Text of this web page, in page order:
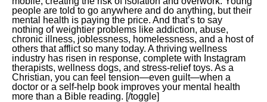
people are told to go anywhere and do anything, but their
mental health is paying the price. And that’s to say
nothing of weightier problems like addiction, abuse,
chronic illness, joblessness, homelessness, and a host of
others that afflict so many today. A thriving wellness
industry has risen in response, complete with Instagram
therapists, wellness dogs, and stress-relief toys. As a
Christian, you can feel tension—even guilt—when a
doctor or a self-help book improves your mental health
more than a Bible reading. [/toggle]